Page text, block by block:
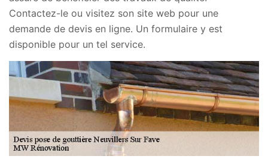
Contactez-le ou visitez son site web pour une
demande de devis en ligne. Un formulaire y est
disponible pour un tel service.